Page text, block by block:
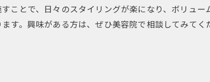
ことで、日々のスタイリングが楽になり、ボリュ
す。興味がある方は、ぜひ美容院で相談してみてく